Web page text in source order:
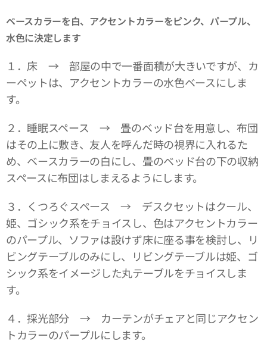
ベースカラーを白、アクセントカラーをピンク、パープル、
水色に決定します
１．床 → 部屋の中で一番面積が大きいですが、カ
ーペットは、アクセントカラーの水色ベースにしま
す。
２．睡眠スペース → 畳のベッド台を用意し、布団
はその上に敷き、友人を呼んだ時の視界に入れるた
め、ベースカラーの白にし、畳のベッド台の下の収納
スペースに布団はしまえるようにします。
３．くつろぐスペース → デスクセットはクール、
姫、ゴシック系をチョイスし、色はアクセントカラー
のパープル、ソファは設けず床に座る事を検討し、リ
ビングテーブルのみにし、リビングテーブルは姫、ゴ
シック系をイメージした丸テーブルをチョイスしま
す。
４．採光部分 → カーテンがチェアと同じアクセン
トカラーのパープルにします。